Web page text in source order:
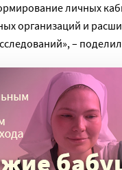
личных
организаций и
–
ЧТОБЫ РАЗГОВОР
на небольшой,